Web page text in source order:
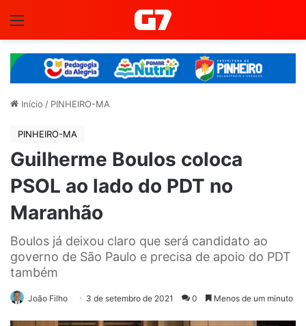
Início / PINHEIRO-MA
PINHEIRO-MA
Guilherme Boulos coloca
PSOL ao lado do PDT no
Maranhão
Boulos já deixou claro que será candidato ao
governo de São Paulo e precisa de apoio do PDT
também
João Filho 3 de setembro de 2021 0 Menos de um minuto